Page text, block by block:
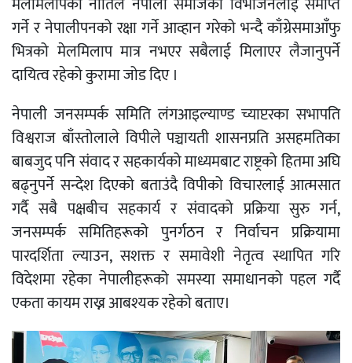
गर्ने र नेपालीपनको रक्षा गर्ने आव्हान गरेको भन्दै काँग्रेसमाआँफु
भित्रको मेलमिलाप मात्र नभएर सबैलाई मिलाएर लैजानुपर्ने
दायित्व रहेको कुरामा जोड दिए ।
नेपाली जनसम्पर्क समिति लंगआइल्याण्ड च्याप्टरका सभापति
विश्वराज बाँस्तोलाले विपीले पञ्चायती शासनप्रति असहमतिका
बाबजुद पनि संवाद र सहकार्यको माध्यमबाट राष्ट्रको हितमा अघि
बढ्नुपर्ने सन्देश दिएको बताउंदै विपीको विचारलाई आत्मसात
गर्दै सबै पक्षबीच सहकार्य र संवादको प्रक्रिया सुरु गर्न,
जनसम्पर्क समितिहरूको पुनर्गठन र निर्वाचन प्रक्रियामा
पारदर्शिता ल्याउन, सशक्त र समावेशी नेतृत्व स्थापित गरि
विदेशमा रहेका नेपालीहरूको समस्या समाधानको पहल गर्दै
एकता कायम राख्न आबश्यक रहेको बताए।